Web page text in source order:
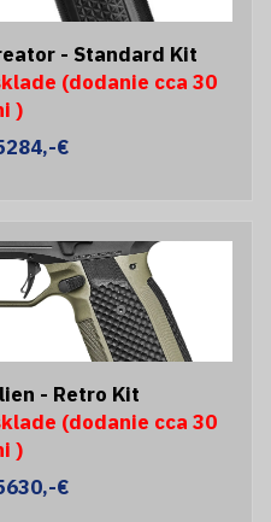
- Standard Kit
(dodanie cca 30
)
€
- Retro Kit
(dodanie cca 30
)
€